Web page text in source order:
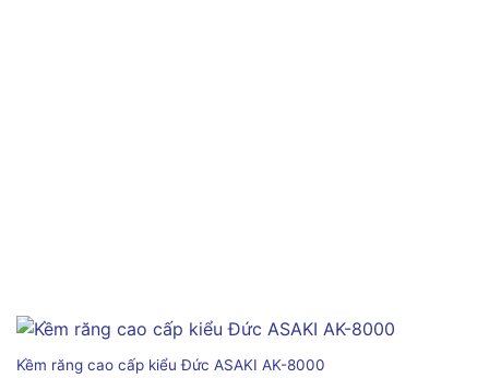
Kềm răng cao cấp kiểu Đức ASAKI AK-8000